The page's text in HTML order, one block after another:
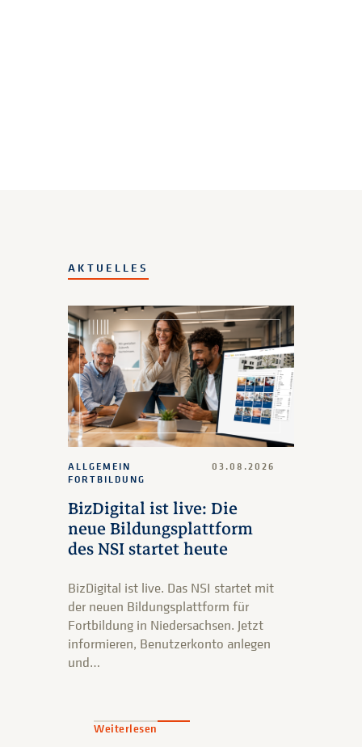
AKTUELLES
BizDigital ist live: Die
neue Bildungsplattform
des NSI startet heute
ALLGEMEIN
FORTBILDUNG
03.08.2026
BizDigital ist live. Das NSI startet mit
der neuen Bildungsplattform für
Fortbildung in Niedersachsen. Jetzt
informieren, Benutzerkonto anlegen
und…
Weiterlesen